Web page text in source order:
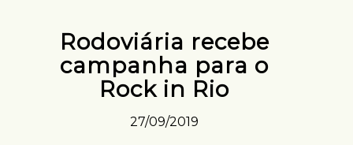
Rodoviária recebe
campanha para o
Rock in Rio
27/09/2019